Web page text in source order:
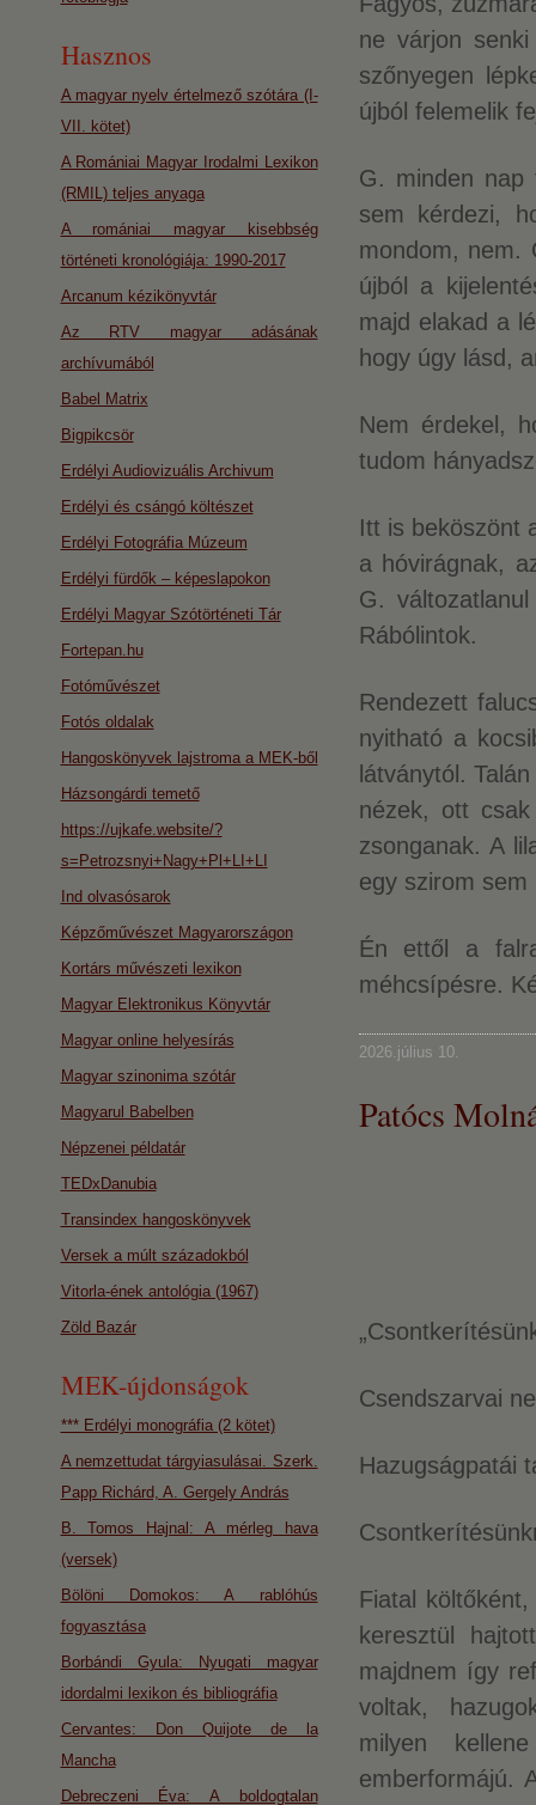
ne várjon
szőnyegen
újból felemelik
G. minden nap
sem kérdezi,
mondom, nem.
újból a
majd elakad a
hogy úgy lásd,
Nem érdekel,
tudom
Itt is beköszönt
a hóvirágnak,
G.
Rábólintok.
Rendezett
nyitható a
látványtól.
nézek, ott
zsonganak. A
egy szirom
Én ettől a
méhcsípésre.
2026.július 10.
Patócs
Csendszarvai
Hazugságpatái
Fiatal
keresztül
majdnem így
voltak,
milyen
emberformájú.
Hasznos
A magyar nyelv értelmező szótára (I-
VII. kötet)
A Romániai Magyar Irodalmi Lexikon
(RMIL) teljes anyaga
A romániai magyar kisebbség
történeti kronológiája: 1990-2017
Arcanum kézikönyvtár
Az RTV magyar adásának
archívumából
Babel Matrix
Bigpikcsör
Erdélyi Audiovizuális Archivum
Erdélyi és csángó költészet
Erdélyi Fotográfia Múzeum
Erdélyi fürdők – képeslapokon
Erdélyi Magyar Szótörténeti Tár
Fortepan.hu
Fotóművészet
Fotós oldalak
Hangoskönyvek lajstroma a MEK-ből
Házsongárdi temető
https://ujkafe.website/?
s=Petrozsnyi+Nagy+Pl+LI+LI
Ind olvasósarok
Képzőművészet Magyarországon
Kortárs művészeti lexikon
Magyar Elektronikus Könyvtár
Magyar online helyesírás
Magyar szinonima szótár
Magyarul Babelben
Népzenei példatár
TEDxDanubia
Transindex hangoskönyvek
Versek a múlt századokból
Vitorla-ének antológia (1967)
Zöld Bazár
MEK-újdonságok
*** Erdélyi monográfia (2 kötet)
A nemzettudat tárgyiasulásai. Szerk.
Papp Richárd, A. Gergely András
B. Tomos Hajnal: A mérleg hava
(versek)
Bölöni Domokos: A rablóhús
fogyasztása
Borbándi Gyula: Nyugati magyar
idordalmi lexikon és bibliográfia
Cervantes: Don Quijote de la
Mancha
Debreczeni Éva: A boldogtalan